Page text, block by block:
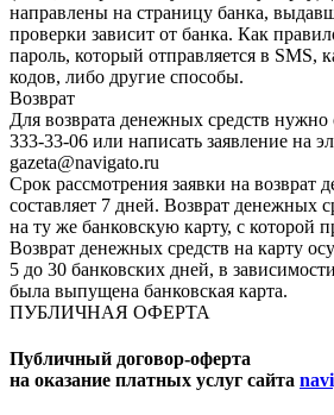
направлены на страницу банка,
проверки зависит от банка. Как
пароль, который отправляется в SMS,
кодов, либо другие способы.
Возврат
Для возврата денежных средств нужно
333-33-06 или написать заявление на
gazeta@navigato.ru
Срок рассмотрения заявки на возврат
составляет 7 дней. Возврат денежных
на ту же банковскую карту, с которой
Возврат денежных средств на карту
5 до 30 банковских дней, в
была выпущена банковская карта.
ПУБЛИЧНАЯ ОФЕРТА
Публичный договор-оферта
на оказание платных услуг сайта